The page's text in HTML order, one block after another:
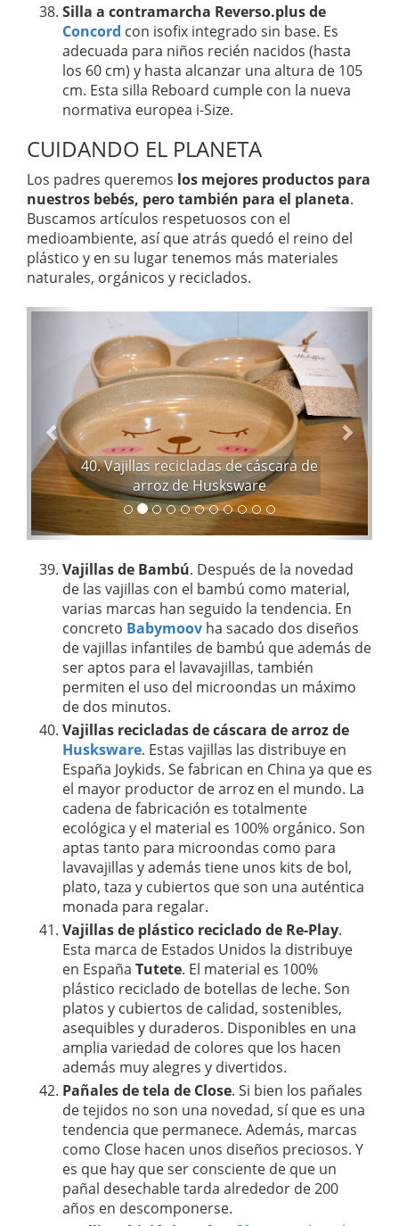
Silla a contramarcha Reverso.plus de
Concord con isofix integrado sin base. Es
adecuada para niños recién nacidos (hasta
los 60 cm) y hasta alcanzar una altura de 105
cm. Esta silla Reboard cumple con la nueva
normativa europea i-Size.
CUIDANDO EL PLANETA
Los padres queremos los mejores productos para
nuestros bebés, pero también para el planeta.
Buscamos artículos respetuosos con el
medioambiente, así que atrás quedó el reino del
plástico y en su lugar tenemos más materiales
naturales, orgánicos y reciclados.
40. Vajillas recicladas de cáscara de
arroz de Husksware
A
o
r
S
u
i
e
n
e
Vajillas de Bambú. Después de la novedad
de las vajillas con el bambú como material,
varias marcas han seguido la tendencia. En
concreto Babymoov ha sacado dos diseños
de vajillas infantiles de bambú que además de
ser aptos para el lavavajillas, también
permiten el uso del microondas un máximo
de dos minutos.
Vajillas recicladas de cáscara de arroz de
Husksware. Estas vajillas las distribuye en
España Joykids. Se fabrican en China ya que es
el mayor productor de arroz en el mundo. La
cadena de fabricación es totalmente
ecológica y el material es 100% orgánico. Son
aptas tanto para microondas como para
lavavajillas y además tiene unos kits de bol,
plato, taza y cubiertos que son una auténtica
monada para regalar.
Vajillas de plástico reciclado de Re-Play.
Esta marca de Estados Unidos la distribuye
en España Tutete. El material es 100%
plástico reciclado de botellas de leche. Son
platos y cubiertos de calidad, sostenibles,
asequibles y duraderos. Disponibles en una
amplia variedad de colores que los hacen
además muy alegres y divertidos.
Pañales de tela de Close. Si bien los pañales
de tejidos no son una novedad, sí que es una
tendencia que permanece. Además, marcas
como Close hacen unos diseños preciosos. Y
es que hay que ser consciente de que un
pañal desechable tarda alrededor de 200
años en descomponerse.